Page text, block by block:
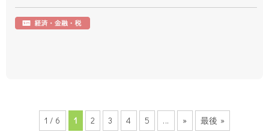
1 / 6 1 2 3 4 5 ... » 最後 »